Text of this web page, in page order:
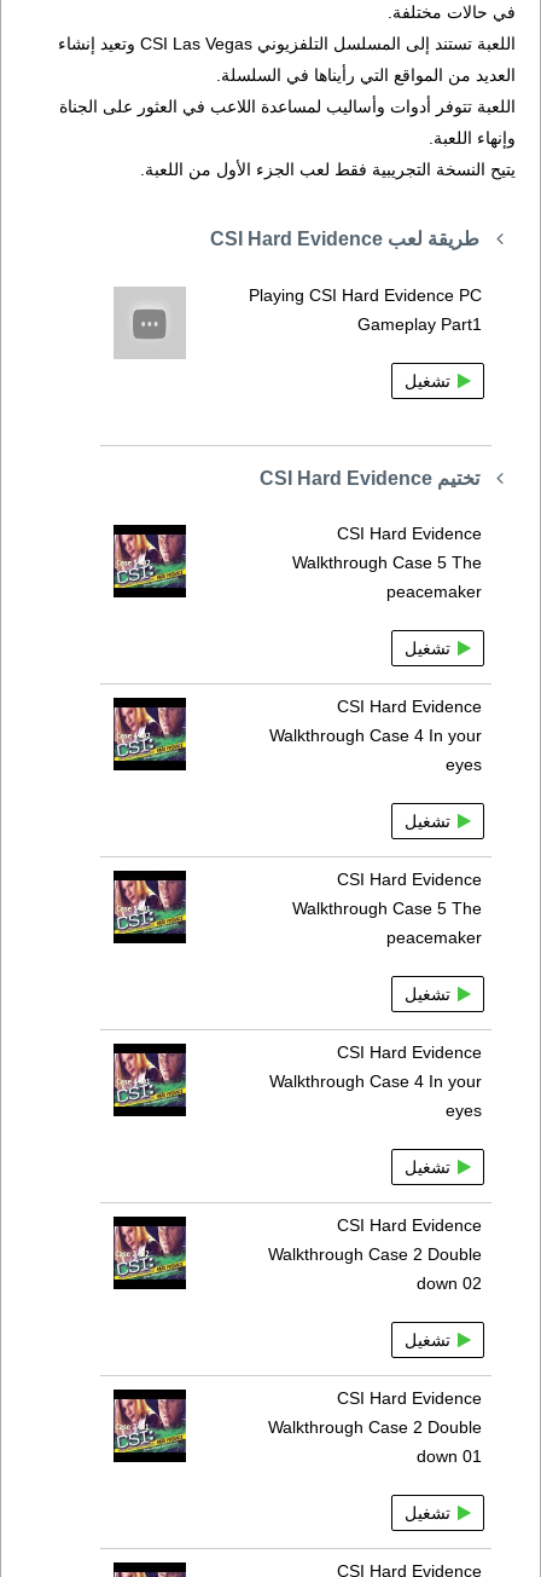
في حالات مختلفة.
اللعبة تستند إلى المسلسل التلفزيوني CSI Las Vegas وتعيد إنشاء
العديد من المواقع التي رأيناها في السلسلة.
اللعبة تتوفر أدوات وأساليب لمساعدة اللاعب في العثور على الجناة
وإنهاء اللعبة.
يتيح النسخة التجريبية فقط لعب الجزء الأول من اللعبة.
طريقة لعب CSI Hard Evidence
Playing CSI Hard Evidence PC
Gameplay Part1
تشغيل
تختيم CSI Hard Evidence
CSI Hard Evidence
Walkthrough Case 5 The
peacemaker
تشغيل
CSI Hard Evidence
Walkthrough Case 4 In your
eyes
تشغيل
CSI Hard Evidence
Walkthrough Case 5 The
peacemaker
تشغيل
CSI Hard Evidence
Walkthrough Case 4 In your
eyes
تشغيل
CSI Hard Evidence
Walkthrough Case 2 Double
down 02
تشغيل
CSI Hard Evidence
Walkthrough Case 2 Double
down 01
تشغيل
CSI Hard Evidence